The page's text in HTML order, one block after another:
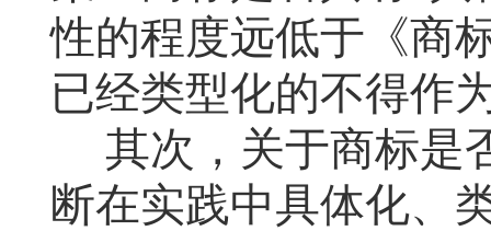
性的程度远低于《商
已经类型化的不得作
其次，关于商标是
断在实践中具体化、